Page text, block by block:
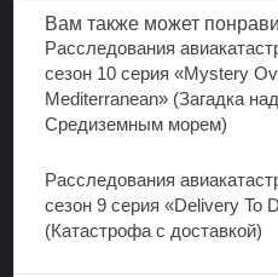
Вам также может
Расследования
сезон 10 серия «Mystery
Mediterranean» (Загадка над
Средиземным морем)
Расследования
сезон 9 серия «Delivery To
(Катастрофа с доставкой)